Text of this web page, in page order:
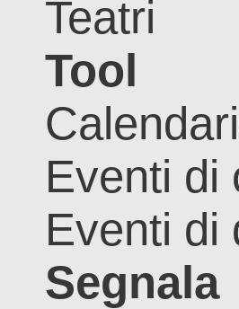
Teatri
Tool
Eventi di
Eventi di
Segnala